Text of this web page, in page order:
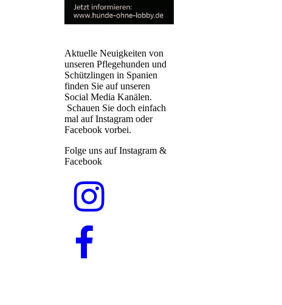
Aktuelle Neuigkeiten von
unseren Pflegehunden und
Schützlingen in Spanien
finden Sie auf unseren
Social Media Kanälen.
Schauen Sie doch einfach
mal auf Instagram oder
Facebook vorbei.
Folge uns auf Instagram &
Facebook